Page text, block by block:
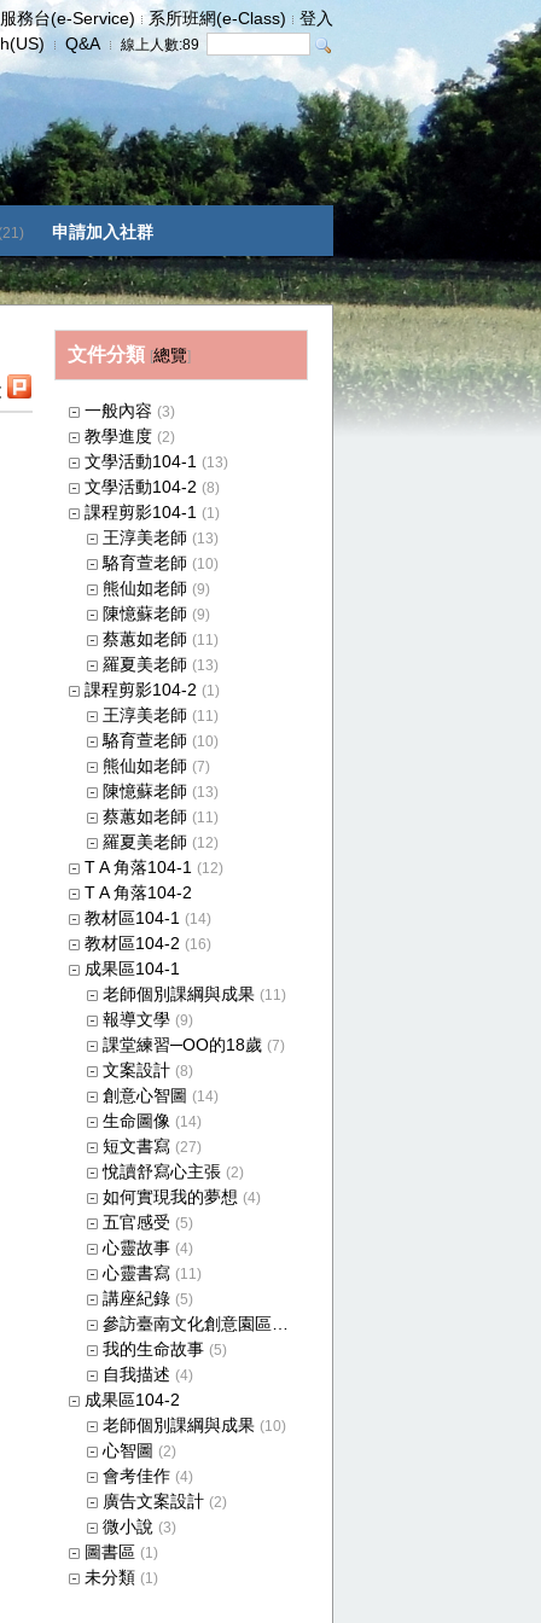
服務台(e-Service) 系所班網(e-Class)
登入
Q&A 線上人數:89
申請加入社群
文件分類 [總覽]
一般內容 (3)
教學進度 (2)
文學活動104-1 (13)
文學活動104-2 (8)
課程剪影104-1 (1)
王淳美老師 (13)
駱育萱老師 (10)
熊仙如老師 (9)
陳憶蘇老師 (9)
蔡蕙如老師 (11)
羅夏美老師 (13)
課程剪影104-2 (1)
王淳美老師 (11)
駱育萱老師 (10)
熊仙如老師 (7)
陳憶蘇老師 (13)
蔡蕙如老師 (11)
羅夏美老師 (12)
T A 角落104-1 (12)
T A 角落104-2
教材區104-1 (14)
教材區104-2 (16)
成果區104-1
老師個別課綱與成果 (11)
報導文學 (9)
課堂練習─OO的18歲 (7)
文案設計 (8)
創意心智圖 (14)
生命圖像 (14)
短文書寫 (27)
悅讀舒寫心主張 (2)
如何實現我的夢想 (4)
五官感受 (5)
心靈故事 (4)
心靈書寫 (11)
講座紀錄 (5)
參訪臺南文化創意園區成果
我的生命故事 (5)
自我描述 (4)
成果區104-2
老師個別課綱與成果 (10)
心智圖 (2)
會考佳作 (4)
廣告文案設計 (2)
微小說 (3)
圖書區 (1)
未分類 (1)